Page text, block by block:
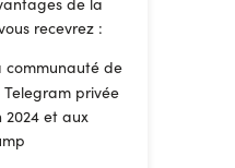
recevrez :
communauté de
Telegram privée
2024 et aux